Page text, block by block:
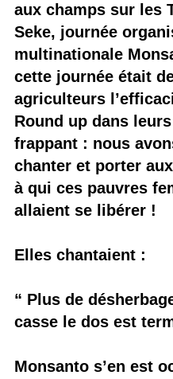
aux champs sur les
Seke, journée
multinationale
cette journée était
agriculteurs
Round up dans
frappant : nous
chanter et porter
à qui ces pauvres
allaient se libérer !
Elles chantaient :
“ Plus de
casse le dos est
Monsanto s’en est